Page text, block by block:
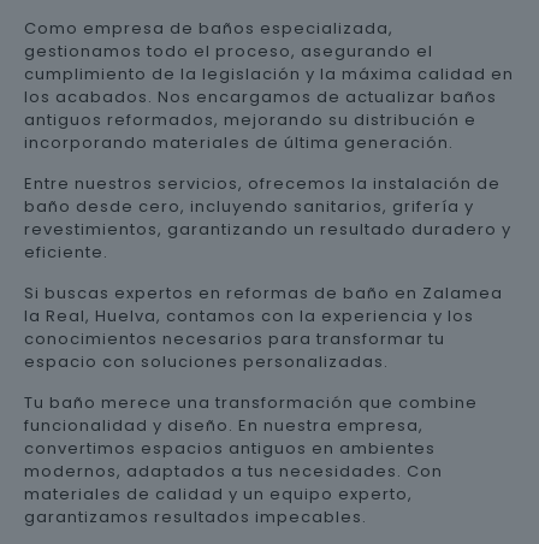
Como empresa de baños especializada,
gestionamos todo el proceso, asegurando el
cumplimiento de la legislación y la máxima calidad en
los acabados. Nos encargamos de actualizar baños
antiguos reformados, mejorando su distribución e
incorporando materiales de última generación.
Entre nuestros servicios, ofrecemos la instalación de
baño desde cero, incluyendo sanitarios, grifería y
revestimientos, garantizando un resultado duradero y
eficiente.
Si buscas expertos en reformas de baño en Zalamea
la Real, Huelva, contamos con la experiencia y los
conocimientos necesarios para transformar tu
espacio con soluciones personalizadas.
Tu baño merece una transformación que combine
funcionalidad y diseño. En nuestra empresa,
convertimos espacios antiguos en ambientes
modernos, adaptados a tus necesidades. Con
materiales de calidad y un equipo experto,
garantizamos resultados impecables.